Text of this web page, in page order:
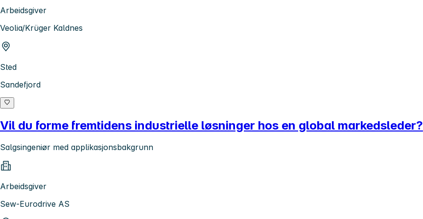
Arbeidsgiver
Veolia/Krüger Kaldnes
Sted
Sandefjord
Vil du forme fremtidens industrielle løsninger hos en global markedsleder?
Salgsingeniør med applikasjonsbakgrunn
Arbeidsgiver
Sew-Eurodrive AS